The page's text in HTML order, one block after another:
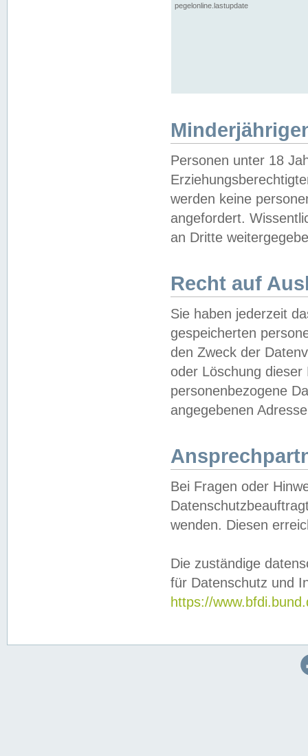
pegelonline.lastupdate
Personen unter 18
werden keine
angefordert.
an Dritte
Recht auf
Sie haben jederzeit
gespeicherten
den Zweck der
oder Löschung
personenbezogene
angegebenen
Bei Fragen oder
wenden. Diesen
Die zuständige
für Datenschutz und
https://